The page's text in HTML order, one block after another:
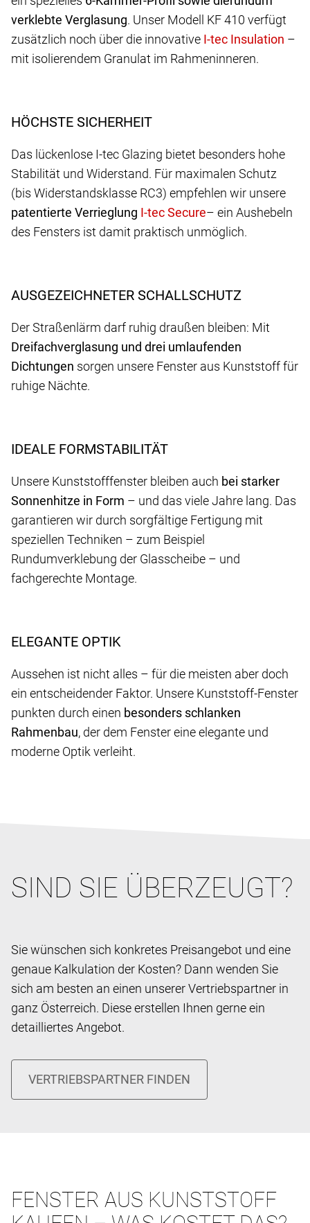
verklebte Verglasung. Unser Modell KF 410 verfügt
zusätzlich noch über die innovative
–
mit isolierendem Granulat im Rahmeninneren.
HÖCHSTE SICHERHEIT
Das lückenlose I-tec Glazing bietet besonders hohe
Stabilität und Widerstand. Für maximalen Schutz
(bis Widerstandsklasse RC3) empfehlen wir unsere
patentierte Verrieglung
– ein Aushebeln
des Fensters ist damit praktisch unmöglich.
AUSGEZEICHNETER SCHALLSCHUTZ
Der Straßenlärm darf ruhig draußen bleiben: Mit
Dreifachverglasung und drei umlaufenden
Dichtungen sorgen unsere Fenster aus Kunststoff für
ruhige Nächte.
IDEALE FORMSTABILITÄT
Unsere Kunststofffenster bleiben auch bei starker
Sonnenhitze in Form – und das viele Jahre lang. Das
garantieren wir durch sorgfältige Fertigung mit
speziellen Techniken – zum Beispiel
Rundumverklebung der Glasscheibe – und
fachgerechte Montage.
ELEGANTE OPTIK
Aussehen ist nicht alles – für die meisten aber doch
ein entscheidender Faktor. Unsere Kunststoff-Fenster
punkten durch einen besonders schlanken
Rahmenbau, der dem Fenster eine elegante und
moderne Optik verleiht.
SIND SIE ÜBERZEUGT?
Sie wünschen sich konkretes Preisangebot und eine
genaue Kalkulation der Kosten? Dann wenden Sie
sich am besten an einen unserer Vertriebspartner in
ganz Österreich. Diese erstellen Ihnen gerne ein
detailliertes Angebot.
FENSTER AUS KUNSTSTOFF